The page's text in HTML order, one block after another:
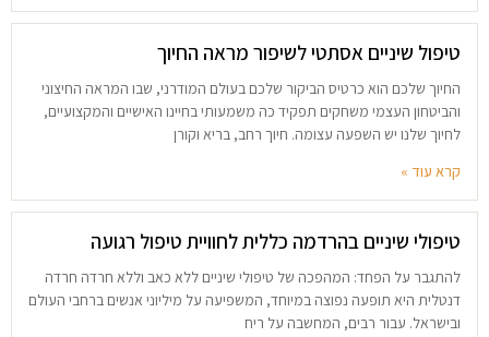
טיפול שיניים אסתטי לשיפור מראה החיוך
החיוך שלכם הוא כרטיס הביקור שלכם בעולם המודרני, שבו המראה החיצוני
והביטחון העצמי משחקים תפקיד כה משמעותי בחיינו האישיים והמקצועיים,
לחיוך שלנו יש השפעה עצומה. חיוך רחב, בריא וקורן
קרא עוד »
טיפולי שיניים בהרדמה כללית לחוויית טיפול רגועה
להתגבר על הפחד: המהפכה של טיפולי שיניים ללא כאב וללא חרדה חרדה
דנטלית היא תופעה נפוצה במיוחד, המשפיעה על מיליוני אנשים ברחבי העולם
ובישראל. עבור רבים, המחשבה על ריח